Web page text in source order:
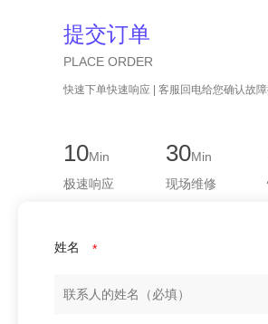
提交订单
PLACE ORDER
快速下单快速响应 | 客服回电给您确认故
10Min
极速响应
30Min
现场维修
姓名 *